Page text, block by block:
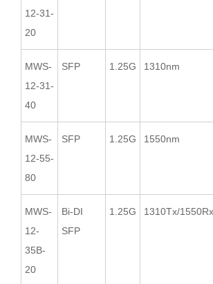
12-31-
20
MWS-
12-31-
40
SFP 1.25G 1310nm
MWS-
12-55-
80
SFP 1.25G 1550nm
MWS-
12-
35B-
20
Bi-DI
SFP
1.25G 1310Tx/1550Rx